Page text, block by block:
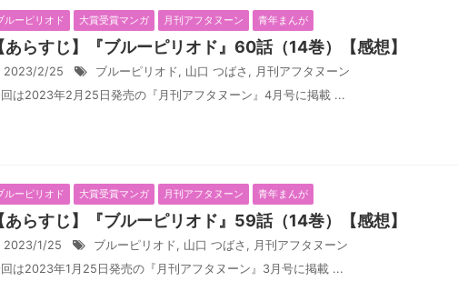
ルーピリオド 大賞受賞マンガ 月刊アフタヌーン 青年まんが
あらすじ】『ブルーピリオド』60話（14巻）【感想】
2023/2/25 ブルーピリオド, 山口 つばさ , 月刊アフタヌーン
は2023年2月25日発売の『月刊アフタヌーン』4月号に掲載 ...
ルーピリオド 大賞受賞マンガ 月刊アフタヌーン 青年まんが
あらすじ】『ブルーピリオド』59話（14巻）【感想】
2023/1/25 ブルーピリオド, 山口 つばさ , 月刊アフタヌーン
は2023年1月25日発売の『月刊アフタヌーン』3月号に掲載 ...